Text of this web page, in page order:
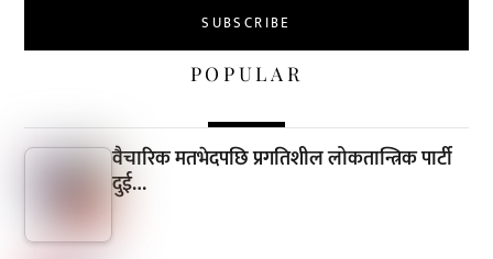
POPULAR
वैचारिक मतभेदपछि प्रगतिशील लोकतान्त्रिक पार्टी
दुई…